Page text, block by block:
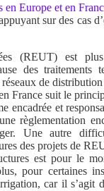
Europe et en
sur des cas
(REUT) est plus
des traitements
de
France suit le
encadrée et
règlementation
Une autre
des projets de
est pour le
pour certaines
car il s’agit